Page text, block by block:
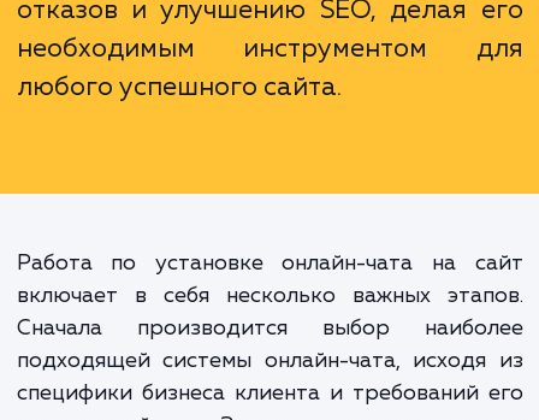
Установка онлайн-чата на
отказов и улучшению SEO, делая
необходимым инструментом
любого успешного сайта.